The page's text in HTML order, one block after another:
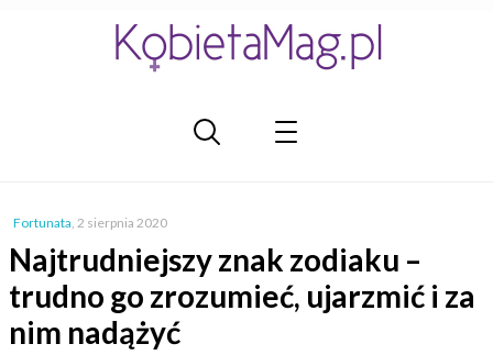
Fortunata, 2 sierpnia 2020
Najtrudniejszy znak zodiaku –
trudno go zrozumieć, ujarzmić i za
nim nadążyć